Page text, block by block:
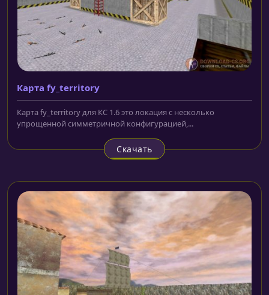
Карта fy_territory
Карта fy_territory для КС 1.6 это локация с несколько
упрощенной симметричной конфигурацией,...
Скачать